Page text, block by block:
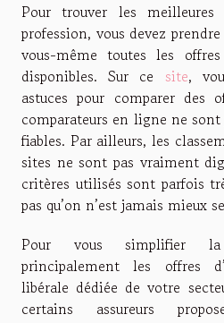
Pour trouver les meilleures
profession, vous devez
vous-même toutes les offres
disponibles. Sur ce site,
astuces pour comparer des
comparateurs en ligne ne
fiables. Par ailleurs, les
sites ne sont pas vraiment
critères utilisés sont parfois
pas qu’on n’est jamais mieux
Pour vous simplifier la
principalement les offres
libérale dédiée de votre
certains assureurs